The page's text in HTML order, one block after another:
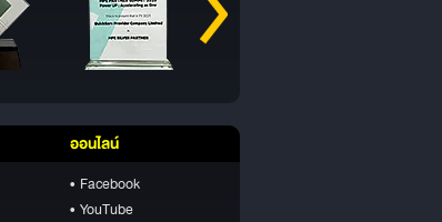
ออนไลน์
• Facebook
• YouTube